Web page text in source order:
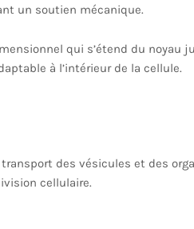
un soutien mécanique.
qui s’étend du noyau
à l’intérieur de la cellule.
des vésicules et des
cellulaire.